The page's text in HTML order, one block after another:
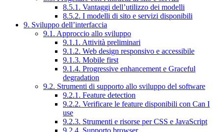
8.5.1. Vantaggi dell’utilizzo dei modelli
8.5.2. I modelli di sito e servizi disponibili
9. Sviluppo dell’interfaccia
9.1. Approccio allo sviluppo
9.1.1. Attività preliminari
9.1.2. Web design responsivo e accessibile
9.1.3. Mobile first
9.1.4. Progressive enhancement e Graceful
degradation
9.2. Strumenti di supporto allo sviluppo del software
9.2.1. Feature detection
9.2.2. Verificare le feature disponibili con Can I
use
9.2.3. Strumenti e risorse per CSS e JavaScript
9.2.4. Supporto browser